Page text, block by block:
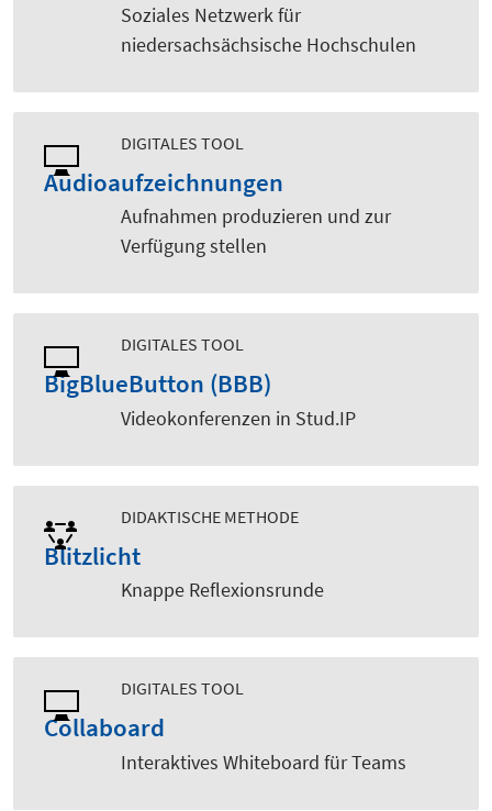
Soziales Netzwerk für
niedersachsächsische Hochschulen
DIGITALES TOOL
Audioaufzeichnungen
Aufnahmen produzieren und zur
Verfügung stellen
DIGITALES TOOL
BigBlueButton (BBB)
Videokonferenzen in Stud.IP
DIDAKTISCHE METHODE
Blitzlicht
Knappe Reflexionsrunde
DIGITALES TOOL
Collaboard
Interaktives Whiteboard für Teams